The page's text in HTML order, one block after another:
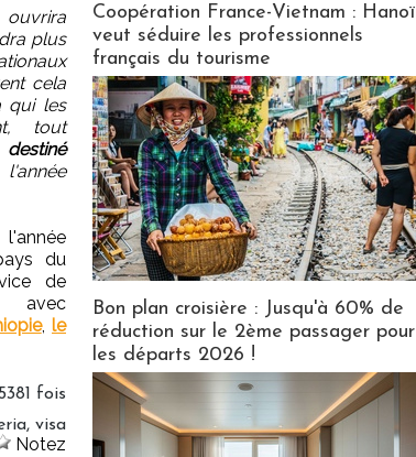
plus
cela
qui les
tout
destiné
du
de
avec
,le
fois
, visa
Notez
Coopération France-Vietnam : Hanoï
veut séduire les professionnels
français du tourisme
Bon plan croisière : Jusqu'à 60% de
réduction sur le 2ème passager pour
les départs 2026 !